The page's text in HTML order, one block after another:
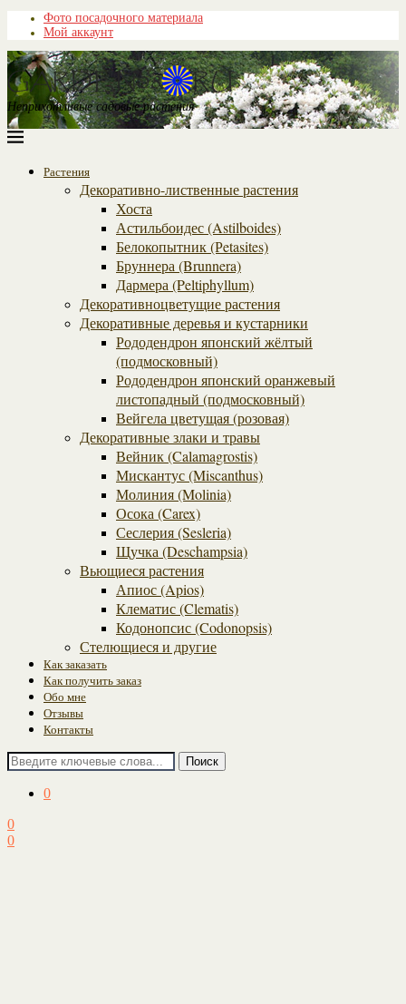
Фото посадочного материала
Мой аккаунт
Неприхотливые садовые растения
Растения
Декоративно-лиственные растения
Хоста
Астильбоидес (Astilboides)
Белокопытник (Рetasites)
Бруннера (Brunnera)
Дармера (Peltiphyllum)
Декоративноцветущие растения
Декоративные деревья и кустарники
Рододендрон японский жёлтый
(подмосковный)
Рододендрон японский оранжевый
листопадный (подмосковный)
Вейгела цветущая (розовая)
Декоративные злаки и травы
Вейник (Calamagrostis)
Мискантус (Miscanthus)
Молиния (Molinia)
Осока (Carex)
Сеслерия (Sesleria)
Щучка (Deschampsia)
Вьющиеся растения
Апиос (Apios)
Клематис (Clematis)
Кодонопсис (Codonopsis)
Стелющиеся и другие
Как заказать
Как получить заказ
Обо мне
Отзывы
Контакты
Поиск
0
0
0